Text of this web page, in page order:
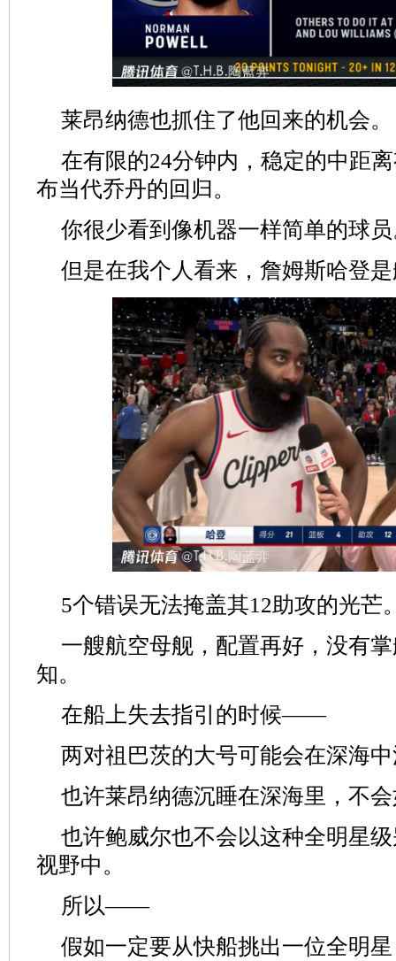
莱昂纳德也抓住了他回来的机会。
在有限的24分钟内，稳定的中距
布当代乔丹的回归。
你很少看到像机器一样简单的球
但是在我个人看来，詹姆斯哈登
5个错误无法掩盖其12助攻的光芒
一艘航空母舰，配置再好，没有
知。
在船上失去指引的时候——
两对祖巴茨的大号可能会在深海
也许莱昂纳德沉睡在深海里，不
也许鲍威尔也不会以这种全明星
视野中。
所以——
假如一定要从快船挑出一位全明